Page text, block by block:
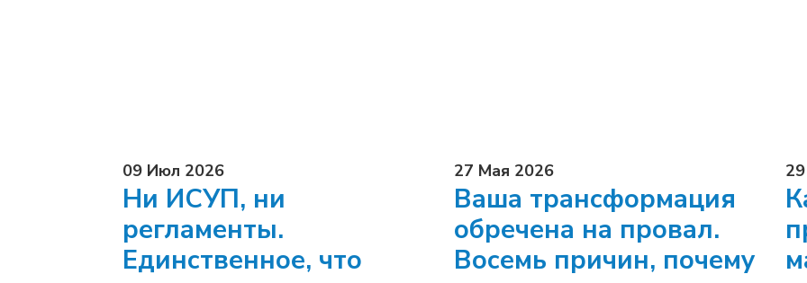
09 Июл 2026
Ни ИСУП, ни
регламенты.
Единственное, что
27 Мая 2026
Ваша трансформация
обречена на провал.
Восемь причин, почему